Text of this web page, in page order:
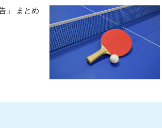
」 まとめ